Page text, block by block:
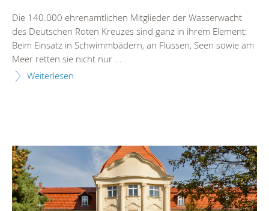
Die 140.000 ehrenamtlichen Mitglieder der Wasserwacht
des Deutschen Roten Kreuzes sind ganz in ihrem Element:
Beim Einsatz in Schwimmbädern, an Flüssen, Seen sowie am
Meer retten sie nicht nur ...
Weiterlesen